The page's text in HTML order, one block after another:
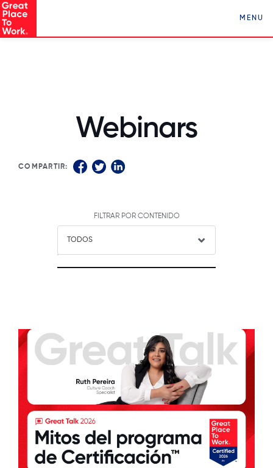
Conocé a Los Mejores Lugares para Trabajar en
MENU
Webinars
COMPARTIR:
FILTRAR POR CONTENIDO
TODOS